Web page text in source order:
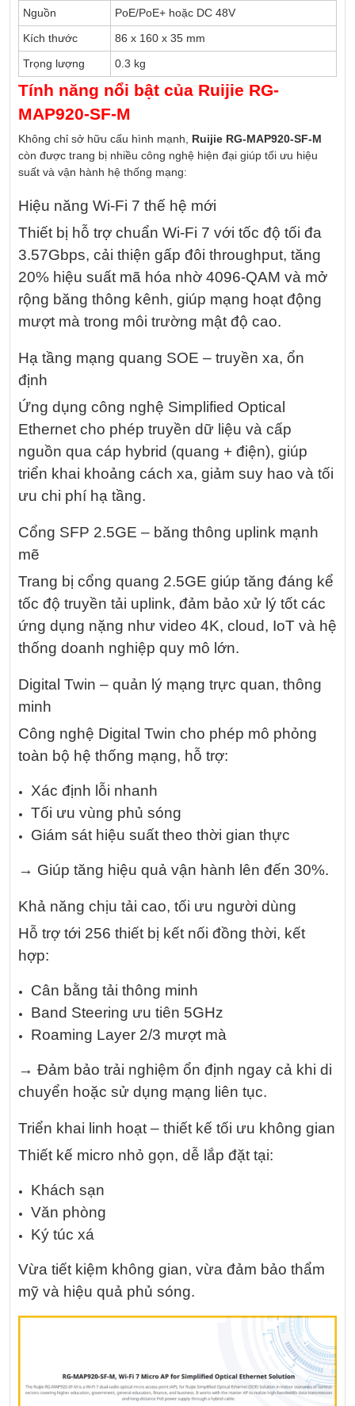
Nguồn
PoE/PoE+ hoặc DC 48V
Kích thước
86 x 160 x 35 mm
Trọng lượng
0.3 kg
Tính năng nổi bật của Ruijie RG-
MAP920-SF-M
Không chỉ sở hữu cấu hình mạnh, Ruijie RG-MAP920-SF-M
còn được trang bị nhiều công nghệ hiện đại giúp tối ưu hiệu
suất và vận hành hệ thống mạng:
Hiệu năng Wi-Fi 7 thế hệ mới
Thiết bị hỗ trợ chuẩn Wi-Fi 7 với tốc độ tối đa
3.57Gbps, cải thiện gấp đôi throughput, tăng
20% hiệu suất mã hóa nhờ 4096-QAM và mở
rộng băng thông kênh, giúp mạng hoạt động
mượt mà trong môi trường mật độ cao.
Hạ tầng mạng quang SOE – truyền xa, ổn
định
Ứng dụng công nghệ Simplified Optical
Ethernet cho phép truyền dữ liệu và cấp
nguồn qua cáp hybrid (quang + điện), giúp
triển khai khoảng cách xa, giảm suy hao và tối
ưu chi phí hạ tầng.
Cổng SFP 2.5GE – băng thông uplink mạnh
mẽ
Trang bị cổng quang 2.5GE giúp tăng đáng kể
tốc độ truyền tải uplink, đảm bảo xử lý tốt các
ứng dụng nặng như video 4K, cloud, IoT và hệ
thống doanh nghiệp quy mô lớn.
Digital Twin – quản lý mạng trực quan, thông
minh
Công nghệ Digital Twin cho phép mô phỏng
toàn bộ hệ thống mạng, hỗ trợ:
Xác định lỗi nhanh
Tối ưu vùng phủ sóng
Giám sát hiệu suất theo thời gian thực
→ Giúp tăng hiệu quả vận hành lên đến 30%.
Khả năng chịu tải cao, tối ưu người dùng
Hỗ trợ tới 256 thiết bị kết nối đồng thời, kết
hợp:
Cân bằng tải thông minh
Band Steering ưu tiên 5GHz
Roaming Layer 2/3 mượt mà
→ Đảm bảo trải nghiệm ổn định ngay cả khi di
chuyển hoặc sử dụng mạng liên tục.
Triển khai linh hoạt – thiết kế tối ưu không gian
Thiết kế micro nhỏ gọn, dễ lắp đặt tại:
Khách sạn
Văn phòng
Ký túc xá
Vừa tiết kiệm không gian, vừa đảm bảo thẩm
mỹ và hiệu quả phủ sóng.